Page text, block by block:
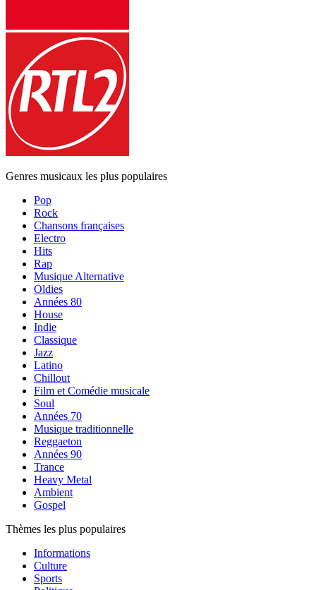
Genres musicaux les plus populaires
Pop
Rock
Chansons françaises
Electro
Hits
Rap
Musique Alternative
Oldies
Années 80
House
Indie
Classique
Jazz
Latino
Chillout
Film et Comédie musicale
Soul
Années 70
Musique traditionnelle
Reggaeton
Années 90
Trance
Heavy Metal
Ambient
Gospel
Thèmes les plus populaires
Informations
Culture
Sports